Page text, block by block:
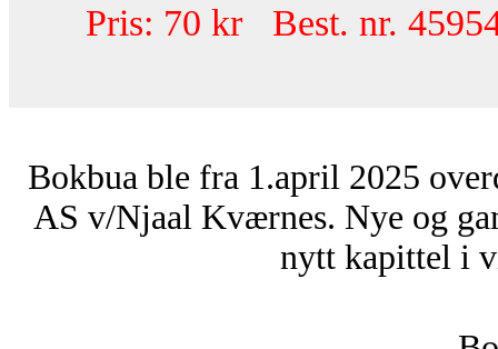
Pris: 70 kr Best. nr.
Bokbua ble fra 1.april 2025
AS v/Njaal Kværnes. Nye og
nytt kapittel i